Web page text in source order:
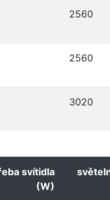
2560
2560
3020
svítidla
(W)